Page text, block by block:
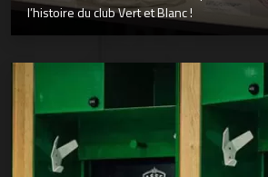
l’histoire du club Vert et Blanc !